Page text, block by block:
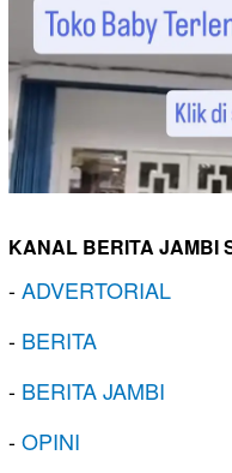
KANAL BERITA JAMBI
-ADVERTORIAL
- BERITA
- BERITA JAMBI
-OPINI